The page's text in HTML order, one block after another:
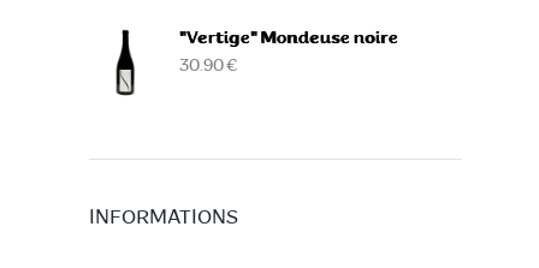
"Vertige" Mondeuse noire
30.90 €
INFORMATIONS